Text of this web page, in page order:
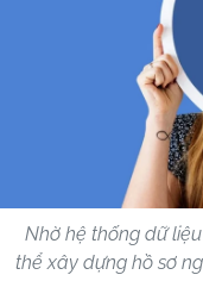
Nhờ hệ thống dữ
thể xây dựng hồ sơ